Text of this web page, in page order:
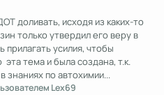
доливать, исходя из каких-то
только утвердил его веру в
усилия, чтобы
тема и была создана, т.к.
знаниях по автохимии...
Lex69